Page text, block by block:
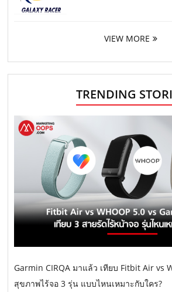
VIEW MORE
TRENDING
Garmin CIRQA มาแล้ว เทียบ Fitbit Air vs
สุขภาพไร้จอ 3 รุ่น แบบไหนเหมาะกับใคร?